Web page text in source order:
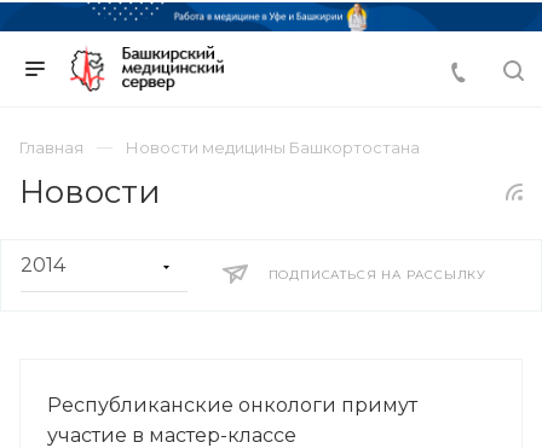
Главная Новости медицины Башкортостана
Новости
ПОДПИСАТЬСЯ НА РАССЫЛКУ
Республиканские онкологи примут
участие в мастер-классе